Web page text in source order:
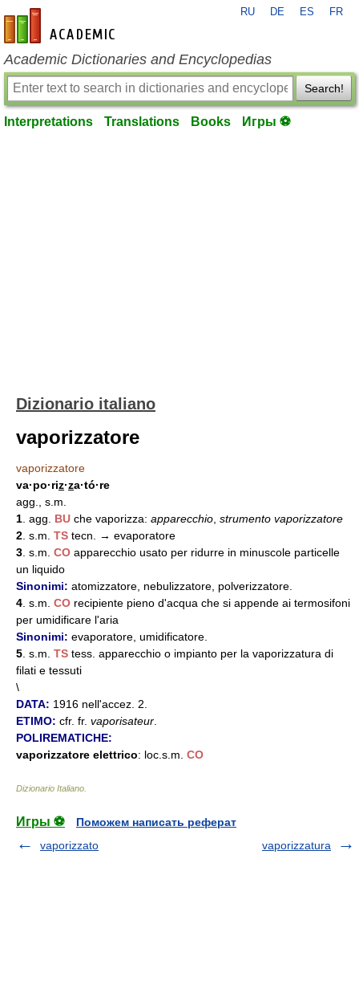
en-academic.com
RU DE ES FR
Academic Dictionaries and Encyclopedias
Search!
Interpretations Translations Books Игры ⚽
Dizionario italiano
vaporizzatore
vaporizzatore
va·po·riz·za·tó·re
agg., s.m.
1 . agg. BU che vaporizza: apparecchio strumento vaporizzatore
2 . s.m. TS tecn. → evaporatore
3 . s.m. CO apparecchio usato per ridurre in minuscole particelle
un liquido
Sinonimi: atomizzatore, nebulizzatore, polverizzatore.
4 . s.m. CO recipiente pieno d'acqua che si appende ai termosifoni
per umidificare l'aria
Sinonimi: evaporatore, umidificatore.
5 . s.m. TS tess. apparecchio o impianto per la vaporizzatura di
filati e tessuti
\
DATA: 1916 nell'accez. 2.
ETIMO: cfr. fr. vaporisateur
POLIREMATICHE:
vaporizzatore elettrico: loc.s.m. CO
Dizionario Italiano
Игры ⚽
Поможем написать реферат
vaporizzato
vaporizzatura